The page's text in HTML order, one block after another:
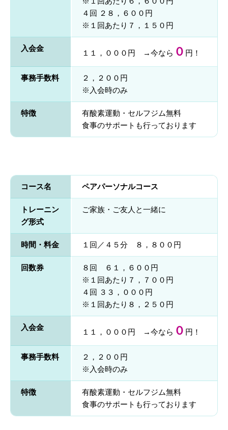
４回 ２８，６００円
※１回あたり７，１５０円
入会金
１１，０００円 →今なら ０ 円！
事務手数料
２，２００円
※入会時のみ
特徴
有酸素運動・セルフジム無料
食事のサポートも行っております
コース名 ペアパーソナルコース
トレーニン
グ形式
ご家族・ご友人と一緒に
時間・料金 １回／４５分 ８，８００円
回数券
８回 ６１，６００円
※１回あたり７，７００円
４回 ３３，０００円
※１回あたり８，２５０円
入会金
１１，０００円 →今なら ０ 円！
事務手数料
２，２００円
※入会時のみ
特徴
有酸素運動・セルフジム無料
食事のサポートも行っております